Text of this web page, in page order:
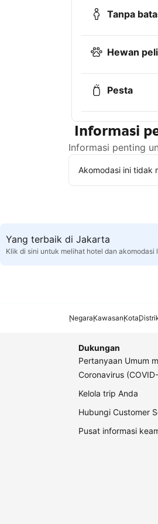
Tanpa
Hewan
Pesta
Informasi
Informasi penting
Akomodasi ini tidak
Yang terbaik di Jakarta
Klik di sini untuk melihat hotel dan
NegaraKawasanKota
Dukungan
Pertanyaan Umum
Coronavirus
Kelola trip Anda
Hubungi Customer
Pusat informasi